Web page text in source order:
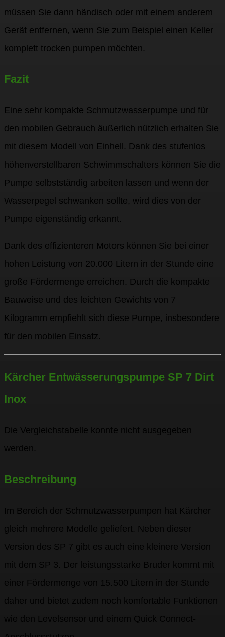
müssen Sie dann händisch oder mit einem anderem
Gerät entfernen, wenn Sie zum Beispiel einen Keller
komplett trocken pumpen möchten.
Fazit
Eine sehr kompakte Schmutzwasserpumpe und für
den mobilen Gebrauch äußerlich nützlich erhalten Sie
mit diesem Modell von Einhell. Dank des stufenlos
höhenverstellbaren Schwimmschalters können Sie die
Pumpe selbstständig arbeiten lassen und wenn der
Wasserpegel schwanken sollte, wird dies von der
Pumpe eigenständig erkannt.
Dank des effizienteren Motors können Sie bei einer
hohen Leistung von 20.000 Litern in der Stunde eine
große Fördermenge erreichen. Durch die kompakte
Bauweise und des leichten Gewichts von 7
Kilogramm empfiehlt sich diese Pumpe, insbesondere
für den mobilen Einsatz.
Kärcher Entwässerungspumpe SP 7 Dirt
Inox
Die Vergleichstabelle konnte nicht ausgegeben
werden.
Beschreibung
Im Bereich der Schmutzwasserpumpen hat Kärcher
gleich mehrere Modelle geliefert. Neben dieser
Version des SP 7 gibt es auch eine kleinere Version
mit dem SP 3. Der leistungsstarke Bruder kommt mit
einer Fördermenge von 15.500 Litern in der Stunde
daher und bietet zudem noch komfortable Funktionen